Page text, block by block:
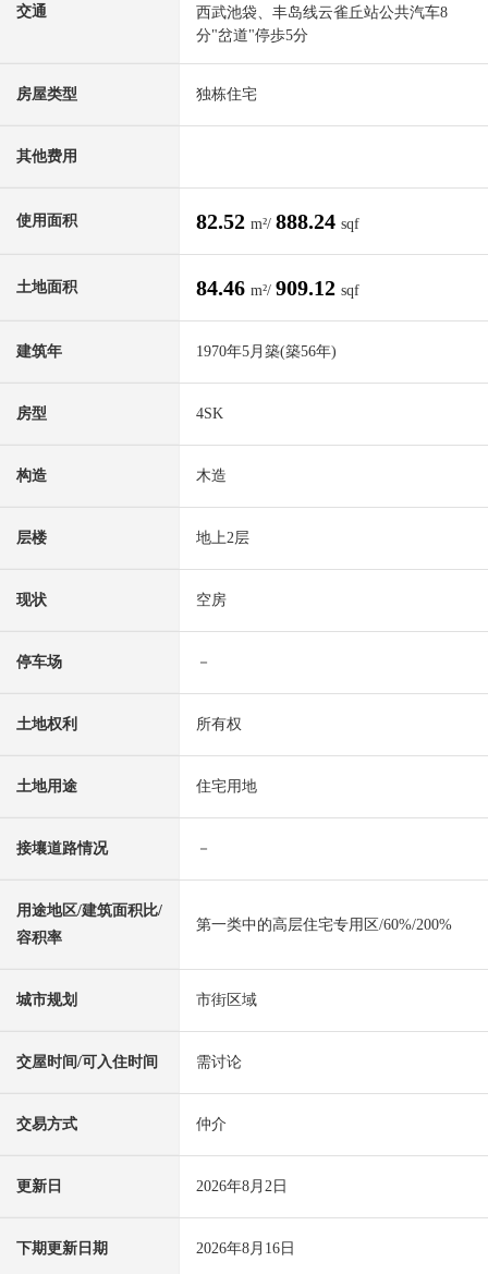
交通
西武池袋、丰岛线云雀丘站公共汽车8
分"岔道"停歩5分
房屋类型 独栋住宅
其他费用
使用面积 82.52 m²/ 888.24 sqf
土地面积 84.46 m²/ 909.12 sqf
建筑年 1970年5月築(築56年)
房型 4SK
构造 木造
层楼 地上2层
现状 空房
停车场 －
土地权利 所有权
土地用途 住宅用地
接壤道路情况 －
用途地区/建筑面积比/
容积率
第一类中的高层住宅专用区/60%/200%
城市规划 市街区域
交屋时间/可入住时间 需讨论
交易方式 仲介
更新日 2026年8月2日
下期更新日期 2026年8月16日